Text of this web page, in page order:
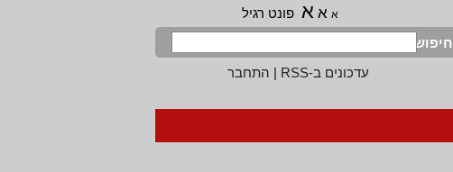
א א א פונט רגיל
חיפוש
עדכונים ב-RSS
| התחבר